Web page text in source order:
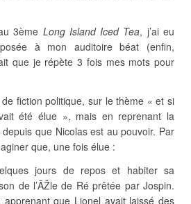
3ème Long Island Iced Tea, j’ai eu
à mon auditoire béat (enfin,
que je répète 3 fois mes mots pour
de fiction politique, sur le thème « et si
été élue », mais en reprenant la
que Nicolas est au pouvoir. Par
que, une fois élue :
jours de repos et habiter sa
de l’ÃŽle de Ré prêtée par Jospin.
que Lionel avait laissé des